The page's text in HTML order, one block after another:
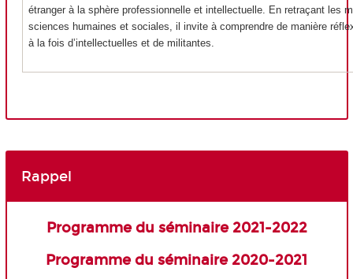
étranger à la sphère professionnelle et intellectuelle. En retraçant les
sciences humaines et sociales, il invite à comprendre de manière
à la fois d’intellectuelles et de militantes.
Rappel
Programme du séminaire 2021-2022
Programme du séminaire 2020-2021